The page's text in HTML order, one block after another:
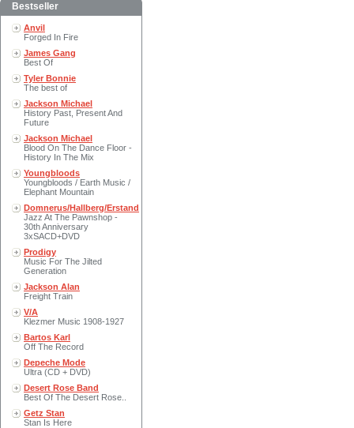
Bestseller
Anvil
Forged In Fire
James Gang
Best Of
Tyler Bonnie
The best of
Jackson Michael
History Past, Present And
Future
Jackson Michael
Blood On The Dance Floor -
History In The Mix
Youngbloods
Youngbloods / Earth Music /
Elephant Mountain
Domnerus/Hallberg/Erstand
Jazz At The Pawnshop -
30th Anniversary
3xSACD+DVD
Prodigy
Music For The Jilted
Generation
Jackson Alan
Freight Train
V/A
Klezmer Music 1908-1927
Bartos Karl
Off The Record
Depeche Mode
Ultra (CD + DVD)
Desert Rose Band
Best Of The Desert Rose..
Getz Stan
Stan Is Here